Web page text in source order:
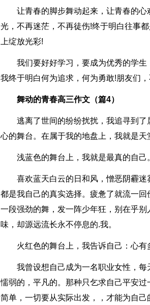
让青春的脚步舞动起来，让青春的
光，不再迷茫，不再徒伤!终于明白往事
上绽放光彩!
我们要好好学习，要成为优秀的学生
我终于明白何为追求，何为勇敢!朋友们
舞动的青春高三作文（篇4）
逃离了世间的纷纷扰扰，我追寻到
心的舞台。在属于我的地盘上，我就是天
浅蓝色的舞台上，我就是最真的自己
喜欢蓝天白云的日和风，憎恶阴霾
都是我自己的真实选择。疲惫了就流一
一段强劲的舞，发一阵少年狂，别在乎
味，却源远流长永不停息的.我。
火红色的舞台上，我告诉自己：心有
我曾设想自己成为一名职业女性，
懦弱的，平凡的。那种只乞求自己平安
简单，一切要从实际出发，，才能为自